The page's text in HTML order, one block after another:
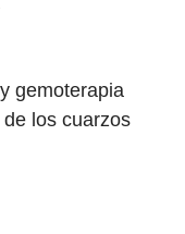
gemoterapia
los cuarzos